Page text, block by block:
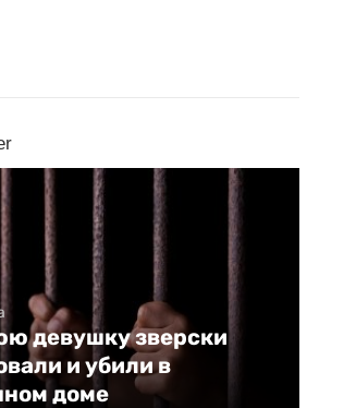
девушку зверски
и убили в
доме